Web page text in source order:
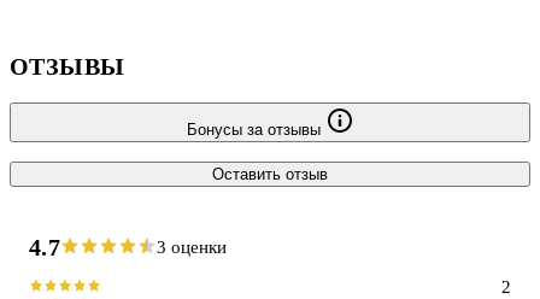
ОТЗЫВЫ
Бонусы за отзывы
Оставить отзыв
4.7 3 оценки
2